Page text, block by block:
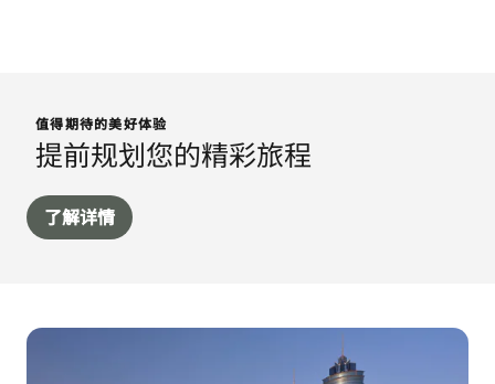
值得期待的美好体验
提前规划您的精彩旅程
了解详情